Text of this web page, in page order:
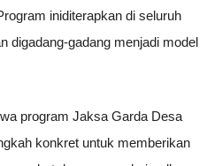
iniditerapkan di seluruh
digadang-gadang menjadi model
program Jaksa Garda Desa
konkret untuk memberikan